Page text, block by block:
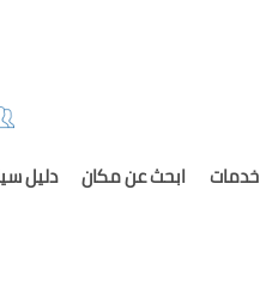
خدمات ابحث عن مكان دليل